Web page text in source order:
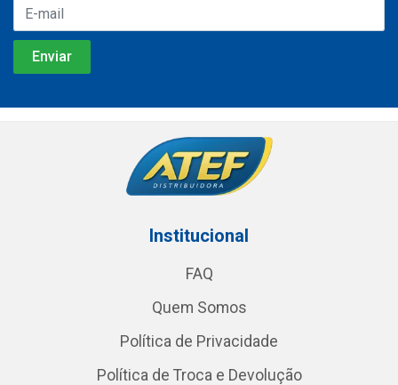
Institucional
FAQ
Quem Somos
Política de Privacidade
Política de Troca e Devolução